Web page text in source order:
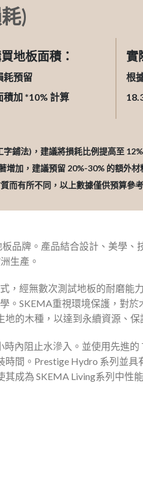
)
地板面積：
耗預留
積加 *10% 計算
實
根
鋪法)，建議將損耗比例提高至
增加，建議預留 20%-30% 的額外材
而有所不同，以上數據僅供預算參
品牌。產品結合設計、美學、
生產。
，經無數次測試地板的耐磨能
。SKEMA重視環境保護，對
的木種，以達到永續資源、保
內阻止水滲入。並使用先進的
間。Prestige Hydro 系列並具
成為 SKEMA Living系列中性